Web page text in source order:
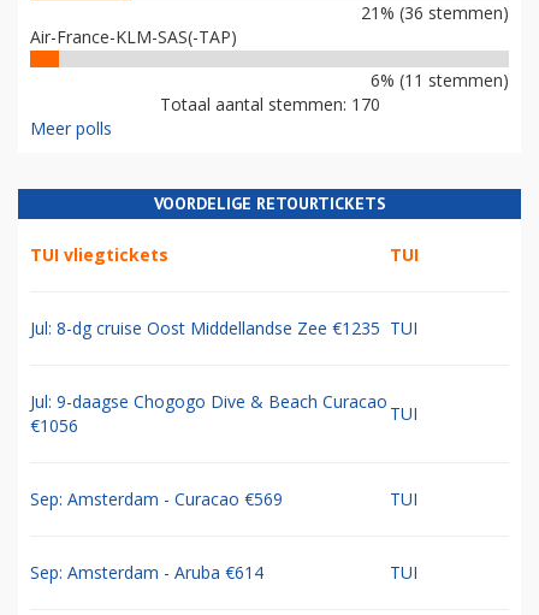
21% (36 stemmen)
Air-France-KLM-SAS(-TAP)
6% (11 stemmen)
Totaal aantal stemmen: 170
Meer polls
VOORDELIGE RETOURTICKETS
TUI vliegtickets TUI
Jul: 8-dg cruise Oost Middellandse Zee €1235 TUI
Jul: 9-daagse Chogogo Dive & Beach Curacao
€1056
TUI
Sep: Amsterdam - Curacao €569 TUI
Sep: Amsterdam - Aruba €614 TUI